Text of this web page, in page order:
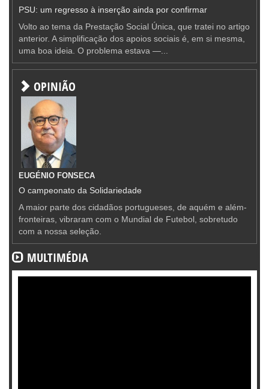
PSU: um regresso à inserção ainda por confirmar
Volto ao tema da Prestação Social Única, que tratei no artigo
anterior. A simplificação dos apoios sociais é, em si mesma,
uma boa ideia. O problema estava —...
OPINIÃO
EUGÉNIO FONSECA
O campeonato da Solidariedade
A maior parte dos cidadãos portugueses, de aquém e além-
fronteiras, vibraram com o Mundial de Futebol, sobretudo
com a nossa seleção.
MULTIMÉDIA